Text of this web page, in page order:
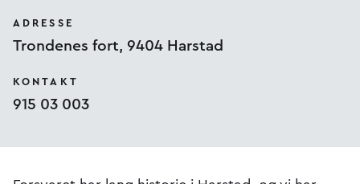
ADRESSE
Trondenes fort, 9404 Harstad
KONTAKT
915 03 003